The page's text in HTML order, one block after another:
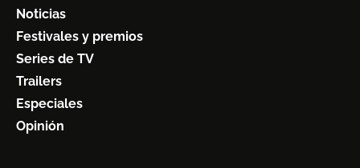
Noticias
Festivales y premios
Series de TV
Trailers
Especiales
Opinión